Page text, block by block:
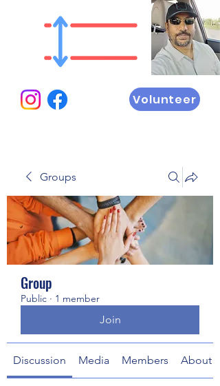
Volunteer
Groups
Group
Public · 1 member
Join
Discussion Media Members About